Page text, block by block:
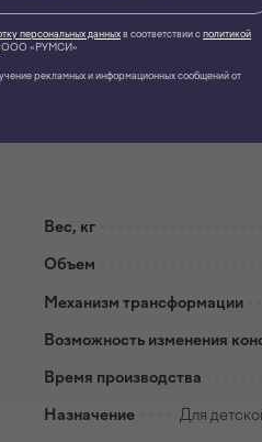
Вес, кг
Объем
Механизм трансформации
Возможность изменения
Время производства
Назначение Для
персональных данныхв соответствии сполитикой
ООО «РУМСИ»
рекламных и информационных сообщений от